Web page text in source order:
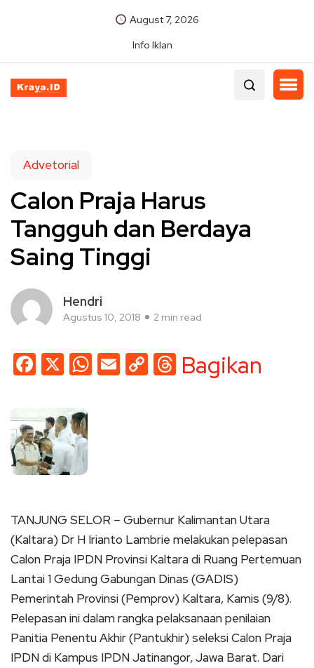
August 7, 2026
Info Iklan
Advetorial
Calon Praja Harus
Tangguh dan Berdaya
Saing Tinggi
Hendri
Agustus 10, 2018 2 min read
Facebook
X WhatsApp
EmailCopyThreads
Bagikan
TANJUNG SELOR – Gubernur Kalimantan Utara
(Kaltara) Dr H Irianto Lambrie melakukan pelepasan
Calon Praja IPDN Provinsi Kaltara di Ruang Pertemuan
Lantai 1 Gedung Gabungan Dinas (GADIS)
Pemerintah Provinsi (Pemprov) Kaltara, Kamis (9/8).
Pelepasan ini dalam rangka pelaksanaan penilaian
Panitia Penentu Akhir (Pantukhir) seleksi Calon Praja
IPDN di Kampus IPDN Jatinangor, Jawa Barat. Dari